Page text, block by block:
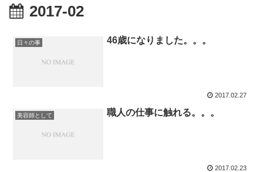
2017-02
日々の事 46歳になりました。。。
2017.02.27
美容師として 職人の仕事に触れる。。。
2017.02.23